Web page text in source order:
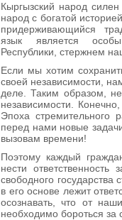
Кыргызский народ
народ с богатой
придерживающийся
язык является
Республики, стержнем
Если мы хотим
своей независимости,
деле. Таким образом,
независимости.
Эпоха стремительного
перед нами новые
вызовам времени!
Поэтому каждый
нести
свободного государства
в его основе лежит
осознавать, что от
необходимо бороться